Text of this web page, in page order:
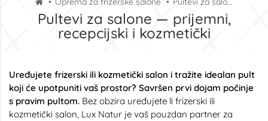
Pultevi za salone — prijemni,
recepcijski i kozmetički
Uređujete frizerski ili kozmetički salon i tražite idealan pult
koji će upotpuniti vaš prostor? Savršen prvi dojam počinje
s pravim pultom. Bez obzira uređujete li frizerski ili
kozmetički salon, Lux Natur je vaš pouzdan partner za